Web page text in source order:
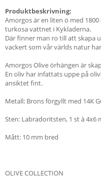
Produktbeskrivning:
Amorgos är en liten ö med
turkosa vattnet i Kykladerna.
Där finner man ro till att skapa
vackert som vår världs natur
Amorgos Olive örhängen är
En oliv har infattats uppe på
ansiktet fint.
Metall: Brons förgyllt med 14K
Sten: Labradoritsten, 1 st à 4x6
Mått: 10 mm bred
OLIVE COLLECTION